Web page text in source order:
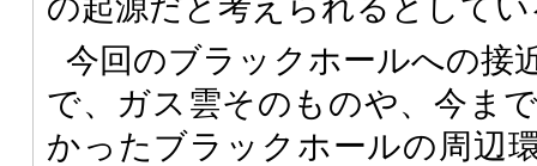
の起源だと考えられるとして
今回のブラックホールへの接
で、ガス雲そのものや、今ま
かったブラックホールの周辺